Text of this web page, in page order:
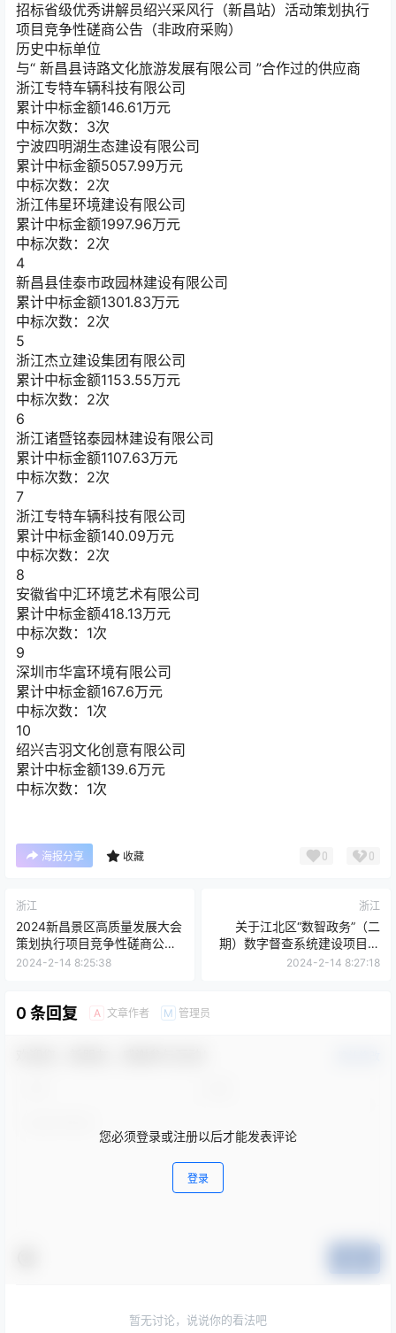
招标省级优秀讲解员绍兴采风行（新昌站）活动策划执行
项目竞争性磋商公告（非政府采购）
历史中标单位
与“ 新昌县诗路文化旅游发展有限公司 ”合作过的供应商
浙江专特车辆科技有限公司
累计中标金额146.61万元
中标次数：3次
宁波四明湖生态建设有限公司
累计中标金额5057.99万元
中标次数：2次
浙江伟星环境建设有限公司
累计中标金额1997.96万元
中标次数：2次
4
新昌县佳泰市政园林建设有限公司
累计中标金额1301.83万元
中标次数：2次
5
浙江杰立建设集团有限公司
累计中标金额1153.55万元
中标次数：2次
6
浙江诸暨铭泰园林建设有限公司
累计中标金额1107.63万元
中标次数：2次
7
浙江专特车辆科技有限公司
累计中标金额140.09万元
中标次数：2次
8
安徽省中汇环境艺术有限公司
累计中标金额418.13万元
中标次数：1次
9
深圳市华富环境有限公司
累计中标金额167.6万元
中标次数：1次
10
绍兴吉羽文化创意有限公司
累计中标金额139.6万元
中标次数：1次
海报分享 收藏 0 0
浙江
2024新昌景区高质量发展大会
策划执行项目竞争性磋商公告
（非政府采购）
2024-2-14 8:25:38
浙江
关于江北区“数智政务”（二
期）数字督查系统建设项目的
公开招标公告[宁波市江北区公
2024-2-14 8:27:18
0 条回复 A 文章作者 M 管理员
您必须登录或注册以后才能发表评论
登录
暂无讨论，说说你的看法吧